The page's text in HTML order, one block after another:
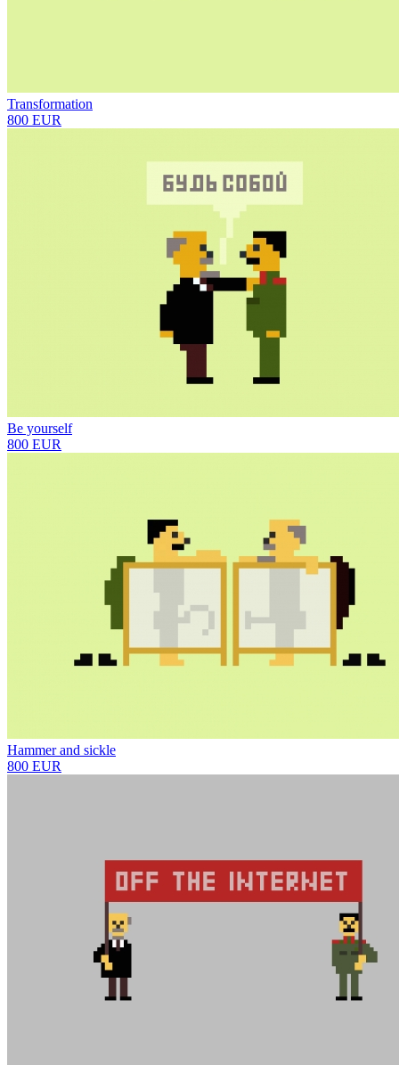
Transformation
800 EUR
Be yourself
800 EUR
Hammer and sickle
800 EUR